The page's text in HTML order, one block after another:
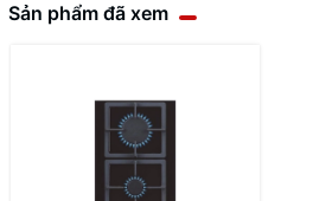
Sản phẩm đã xem